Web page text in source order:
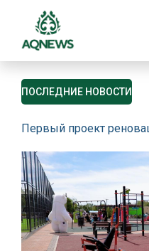
ПОСЛЕДНИЕ НОВОСТИ
Первый проект